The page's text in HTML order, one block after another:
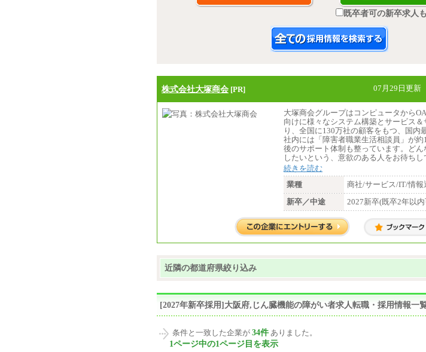
既卒者可の新卒求人
株式会社大塚商会 [PR] 07月29日更新
大塚商会グループはコンピュータから
向けに様々なシステム構築とサービス
り、全国に130万社の顧客をもつ、国内
社内には「障害者職業生活相談員」が
後のサポート体制も整っています。ど
したいという、意欲のある人をお待ち
続きを読む
業種
商社/サービス/IT/情報
新卒／中途
2027新卒(既卒2年以
近隣の都道府県絞り込み
[2027年新卒採用]大阪府,じん臓機能の障がい者求人転職・採用情報一
条件と一致した企業が 34件 ありました。
1ページ中の1ページ目を表示